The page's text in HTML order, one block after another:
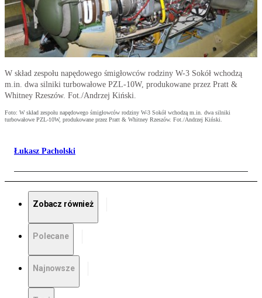
W skład zespołu napędowego śmigłowców rodziny W-3 Sokół wchodzą
m.in. dwa silniki turbowałowe PZL-10W, produkowane przez Pratt &
Whitney Rzeszów. Fot./Andrzej Kiński.
Foto: W skład zespołu napędowego śmigłowców rodziny W-3 Sokół wchodzą m.in. dwa silniki
turbowałowe PZL-10W, produkowane przez Pratt & Whitney Rzeszów. Fot./Andrzej Kiński.
Łukasz Pacholski
Zobacz również
Polecane
Najnowsze